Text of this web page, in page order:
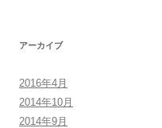
アーカイブ
2016年4月
2014年10月
2014年9月